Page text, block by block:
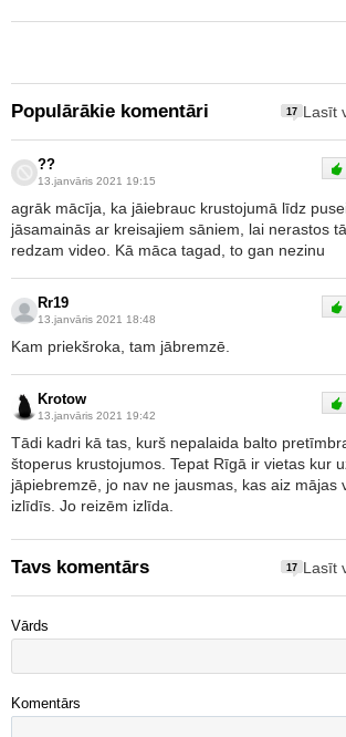
Populārākie komentāri 17 Lasīt
??
13.janvāris 2021 19:15
agrāk mācīja, ka jāiebrauc krustojumā līdz
jāsamainās ar kreisajiem sāniem, lai nerastos
redzam video. Kā māca tagad, to gan nezinu
Rr19
13.janvāris 2021 18:48
Kam priekšroka, tam jābremzē.
Krotow
13.janvāris 2021 19:42
Tādi kadri kā tas, kurš nepalaida balto
štoperus krustojumos. Tepat Rīgā ir vietas kur
jāpiebremzē, jo nav ne jausmas, kas aiz mājas
izlīdīs. Jo reizēm izlīda.
Tavs komentārs 17 Lasīt
Vārds
Komentārs